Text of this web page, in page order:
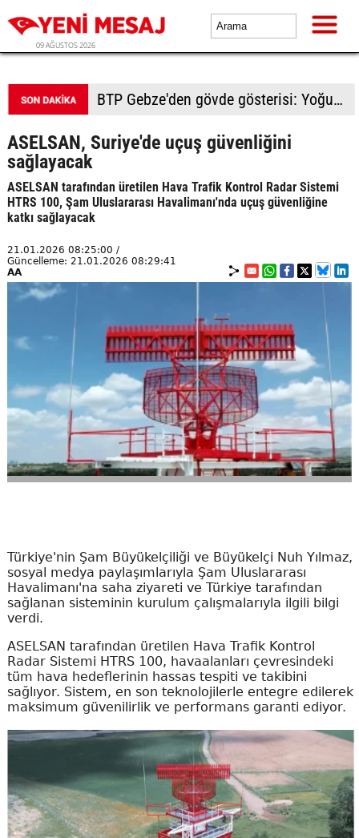
09 AĞUSTOS 2026
BTP Kocaeli'den Darıca çıkarması: Esnaf ve derneklerden yoğun ilgi
ASELSAN, Suriye'de uçuş güvenliğini
sağlayacak
ASELSAN tarafından üretilen Hava Trafik Kontrol Radar Sistemi
HTRS 100, Şam Uluslararası Havalimanı'nda uçuş güvenliğine
katkı sağlayacak
21.01.2026 08:25:00 /
Güncelleme: 21.01.2026 08:29:41
AA
Türkiye'nin Şam Büyükelçiliği ve Büyükelçi Nuh Yılmaz,
sosyal medya paylaşımlarıyla Şam Uluslararası
Havalimanı'na saha ziyareti ve Türkiye tarafından
sağlanan sisteminin kurulum çalışmalarıyla ilgili bilgi
verdi.
ASELSAN tarafından üretilen Hava Trafik Kontrol
Radar Sistemi HTRS 100, havaalanları çevresindeki
tüm hava hedeflerinin hassas tespiti ve takibini
sağlıyor. Sistem, en son teknolojilerle entegre edilerek
maksimum güvenilirlik ve performans garanti ediyor.